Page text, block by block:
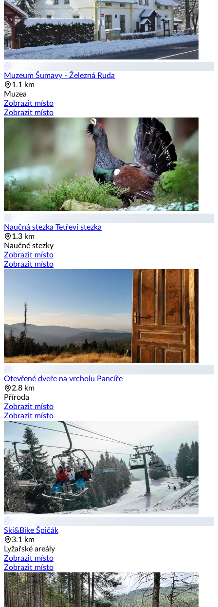
Muzeum Šumavy - Železná Ruda
1.1 km
Muzea
Zobrazit místo
Zobrazit místo
Naučná stezka Tetřeví stezka
1.3 km
Naučné stezky
Zobrazit místo
Zobrazit místo
Otevřené dveře na vrcholu Pancíře
2.8 km
Příroda
Zobrazit místo
Zobrazit místo
Ski&Bike Špičák
3.1 km
Lyžařské areály
Zobrazit místo
Zobrazit místo